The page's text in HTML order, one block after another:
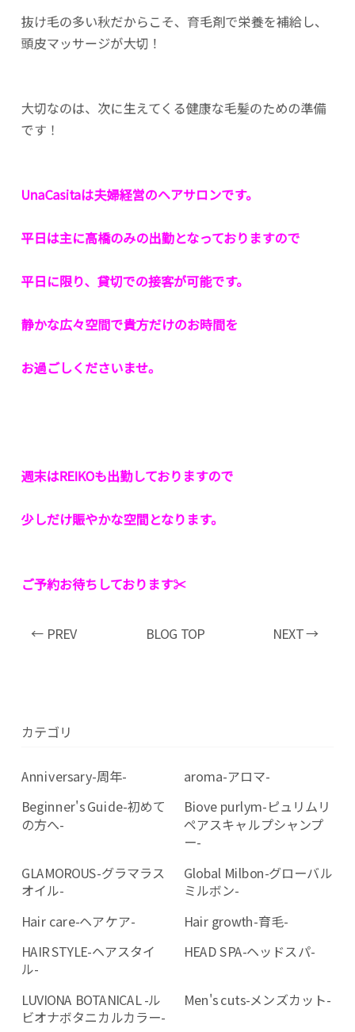
抜け毛の多い秋だからこそ、育毛剤で栄養を補給し、
頭皮マッサージが大切！
大切なのは、次に生えてくる健康な毛髪のための準備
です！
UnaCasitaは夫婦経営のヘアサロンです。
平日は主に高橋のみの出勤となっておりますので
平日に限り、貸切での接客が可能です。
静かな広々空間で貴方だけのお時間を
お過ごしくださいませ。
週末はREIKOも出勤しておりますので
少しだけ賑やかな空間となります。
ご予約お待ちしております✂︎
← PREV BLOG TOP NEXT →
カテゴリ
Anniversary-周年-
aroma-アロマ-
Beginner's Guide-初めて
の方へ-
Biove purlym-ピュリムリ
ペアスキャルプシャンプ
ー-
GLAMOROUS-グラマラス
オイル-
Global Milbon-グローバル
ミルボン-
Hair care-ヘアケア-
Hair growth-育毛-
HAIR STYLE-ヘアスタイ
ル-
HEAD SPA-ヘッドスパ-
LUVIONA BOTANICAL -ル
ビオナボタニカルカラー-
Men's cuts-メンズカット-